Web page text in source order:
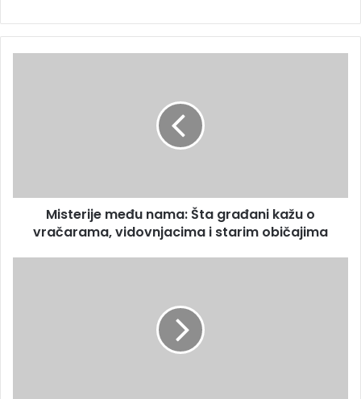
Misterije među nama: Šta građani kažu o
vračarama, vidovnjacima i starim običajima